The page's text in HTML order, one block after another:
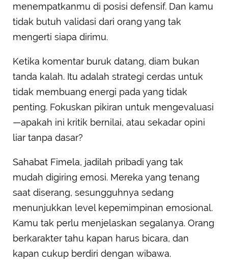
menempatkanmu di posisi defensif. Dan kamu
tidak butuh validasi dari orang yang tak
mengerti siapa dirimu.
Ketika komentar buruk datang, diam bukan
tanda kalah. Itu adalah strategi cerdas untuk
tidak membuang energi pada yang tidak
penting. Fokuskan pikiran untuk mengevaluasi
—apakah ini kritik bernilai, atau sekadar opini
liar tanpa dasar?
Sahabat Fimela, jadilah pribadi yang tak
mudah digiring emosi. Mereka yang tenang
saat diserang, sesungguhnya sedang
menunjukkan level kepemimpinan emosional.
Kamu tak perlu menjelaskan segalanya. Orang
berkarakter tahu kapan harus bicara, dan
kapan cukup berdiri dengan wibawa.